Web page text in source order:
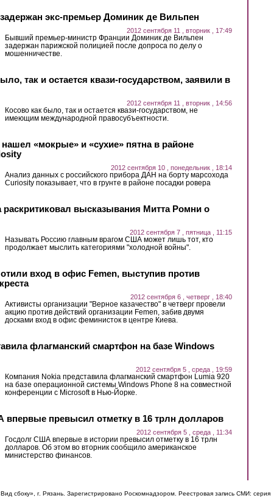
экс-премьер Доминик де Вильпен
2012 сентября 11 , вторник , 17:49
Бывший премьер-министр Франции Доминик де Вильпен
задержан парижской полицией после допроса по делу о
мошенничестве.
так и остается квази-государством, заявили в
2012 сентября 11 , вторник , 14:56
Косово как было, так и остается квази-государством, не
имеющим международной правосубъектности.
«мокрые» и «сухие» пятна в районе
2012 сентября 10 , понедельник , 18:14
Анализ данных с российского прибора ДАН на борту марсохода
Curiosity показывает, что в грунте в районе посадки ровера
раскритиковал высказывания Митта Ромни о
2012 сентября 7 , пятница , 11:15
Называть Россию главным врагом США может лишь тот, кто
продолжает мыслить категориями "холодной войны".
вход в офис Femen, выступив против
2012 сентября 6 , четверг , 18:40
Активисты организации "Верное казачество" в четверг провели
акцию против действий организации Femen, забив двумя
досками вход в офис феминисток в центре Киева.
флагманский смартфон на базе Windows
2012 сентября 5 , среда , 19:59
Компания Nokia представила флагманский смартфон Lumia 920
на базе операционной системы Windows Phone 8 на совместной
конференции с Microsoft в Нью-Йорке.
впервые превысил отметку в 16 трлн долларов
2012 сентября 5 , среда , 11:34
Госдолг США впервые в истории превысил отметку в 16 трлн
долларов. Об этом во вторник сообщило американское
министерство финансов.
сбоку», г. Рязань. Зарегистрировано Роскомнадзором. Реестровая запись СМИ: серия